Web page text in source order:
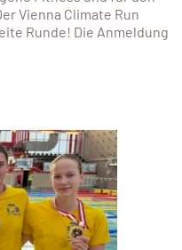
Fitness und für den
Vienna Climate Run
Runde! Die Anmeldung